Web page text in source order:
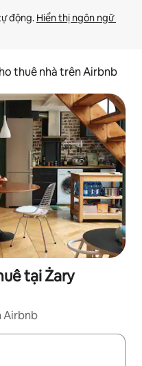
động. Hiển thị ngôn ngữ
thuê nhà trên Airbnb
tại Żary
Airbnb
phím mũi tên lên và